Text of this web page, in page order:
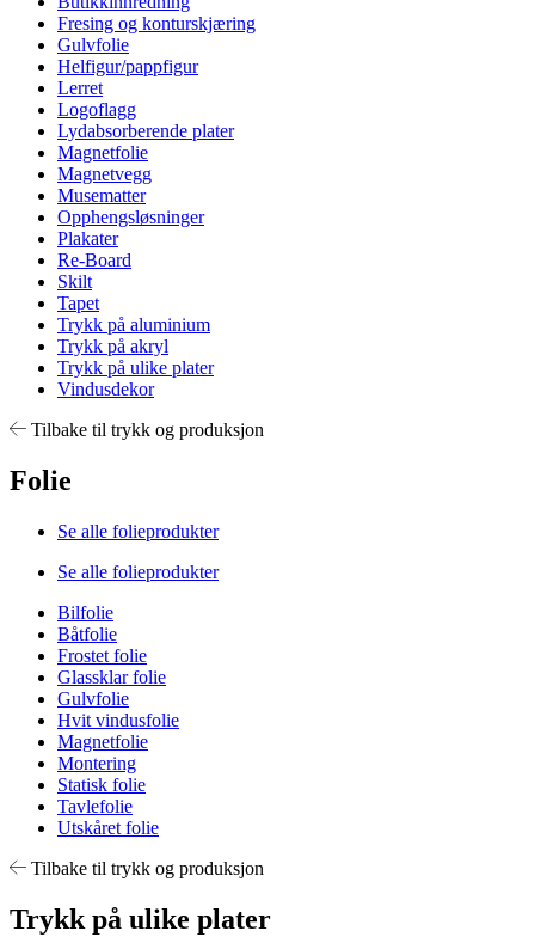
Fresing og konturskjæring
Gulvfolie
Helfigur/pappfigur
Lerret
Logoflagg
Lydabsorberende plater
Magnetfolie
Magnetvegg
Musematter
Opphengsløsninger
Plakater
Re-Board
Skilt
Tapet
Trykk på aluminium
Trykk på akryl
Trykk på ulike plater
Vindusdekor
Tilbake til trykk og produksjon
Folie
Se alle folieprodukter
Se alle folieprodukter
Bilfolie
Båtfolie
Frostet folie
Glassklar folie
Gulvfolie
Hvit vindusfolie
Magnetfolie
Montering
Statisk folie
Tavlefolie
Utskåret folie
Tilbake til trykk og produksjon
Trykk på ulike plater